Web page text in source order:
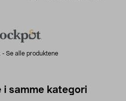
- Se alle produktene
i samme kategori